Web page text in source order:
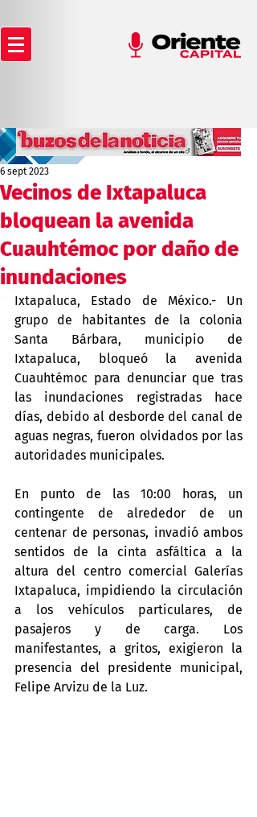
Vecinos de Ixtapaluca
bloquean la avenida
Cuauhtémoc por daño de
inundaciones
6 sept 2023
Ixtapaluca, Estado de México.- Un
grupo de habitantes de la colonia
Santa Bárbara, municipio de
Ixtapaluca, bloqueó la avenida
Cuauhtémoc para denunciar que tras
las inundaciones registradas hace
días, debido al desborde del canal de
aguas negras, fueron olvidados por las
autoridades municipales.
En punto de las 10:00 horas, un
contingente de alrededor de un
centenar de personas, invadió ambos
sentidos de la cinta asfáltica a la
altura del centro comercial Galerías
Ixtapaluca, impidiendo la circulación
a los vehículos particulares, de
pasajeros y de carga. Los
manifestantes, a gritos, exigieron la
presencia del presidente municipal,
Felipe Arvizu de la Luz.